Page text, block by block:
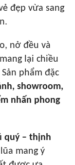
đẹp vừa sang
nở đều và
lại chiều
phẩm đặc
showroom,
nhấn phong
quý – thịnh
mang ý